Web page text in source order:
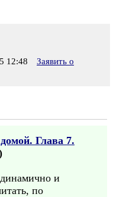
12:48
Заявить о
Глава 7.
и
по